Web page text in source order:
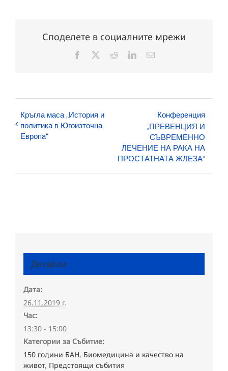
Споделете в социалните мрежи
Facebook RedditLinkedInЕлектронна
Кръгла маса „История и
политика в Югоизточна
Европа“
Конференция
„ПРЕВЕНЦИЯ И
СЪВРЕМЕННО
ЛЕЧЕНИЕ НА РАКА НА
ПРОСТАТНАТА ЖЛЕЗА“
Детайли
Дата:
26.11.2019 г.
Час:
13:30 - 15:00
Категории за Събитие:
150 години БАН, Биомедицина и качество на
живот, Предстоящи събития